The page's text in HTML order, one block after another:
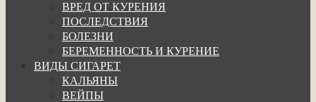
ВРЕД ОТ КУРЕНИЯ
ПОСЛЕДСТВИЯ
БОЛЕЗНИ
БЕРЕМЕННОСТЬ И КУРЕНИЕ
ВИДЫ СИГАРЕТ
КАЛЬЯНЫ
ВЕЙПЫ